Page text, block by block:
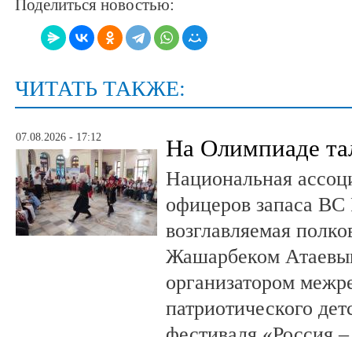
Поделиться новостью:
ЧИТАТЬ ТАКЖЕ:
07.08.2026 - 17:12 На Олимпиаде
Национальная
офицеров запаса
возглавляемая
Жашарбеком
организатором
патриотического